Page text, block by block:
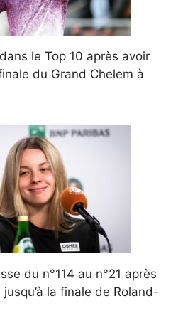
le Top 10 après avoir
du Grand Chelem à
du n°114 au n°21 après
la finale de Roland-